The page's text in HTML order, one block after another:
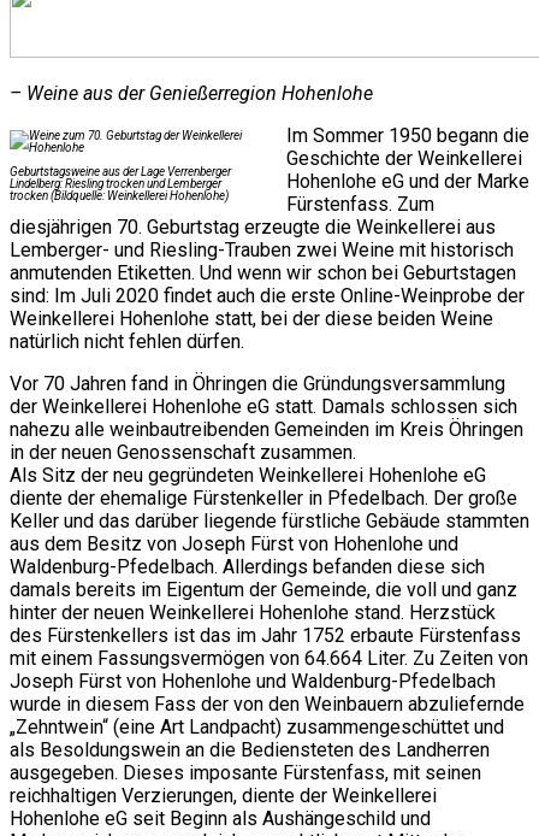
– Weine aus der Genießerregion Hohenlohe
Geburtstagsweine aus der Lage Verrenberger
Lindelberg: Riesling trocken und Lemberger
trocken (Bildquelle: Weinkellerei Hohenlohe)
Im Sommer 1950 begann die
Geschichte der Weinkellerei
Hohenlohe eG und der Marke
Fürstenfass. Zum
diesjährigen 70. Geburtstag erzeugte die Weinkellerei aus
Lemberger- und Riesling-Trauben zwei Weine mit historisch
anmutenden Etiketten. Und wenn wir schon bei Geburtstagen
sind: Im Juli 2020 findet auch die erste Online-Weinprobe der
Weinkellerei Hohenlohe statt, bei der diese beiden Weine
natürlich nicht fehlen dürfen.
Vor 70 Jahren fand in Öhringen die Gründungsversammlung
der Weinkellerei Hohenlohe eG statt. Damals schlossen sich
nahezu alle weinbautreibenden Gemeinden im Kreis Öhringen
in der neuen Genossenschaft zusammen.
Als Sitz der neu gegründeten Weinkellerei Hohenlohe eG
diente der ehemalige Fürstenkeller in Pfedelbach. Der große
Keller und das darüber liegende fürstliche Gebäude stammten
aus dem Besitz von Joseph Fürst von Hohenlohe und
Waldenburg-Pfedelbach. Allerdings befanden diese sich
damals bereits im Eigentum der Gemeinde, die voll und ganz
hinter der neuen Weinkellerei Hohenlohe stand. Herzstück
des Fürstenkellers ist das im Jahr 1752 erbaute Fürstenfass
mit einem Fassungsvermögen von 64.664 Liter. Zu Zeiten von
Joseph Fürst von Hohenlohe und Waldenburg-Pfedelbach
wurde in diesem Fass der von den Weinbauern abzuliefernde
„Zehntwein“ (eine Art Landpacht) zusammengeschüttet und
als Besoldungswein an die Bediensteten des Landherren
ausgegeben. Dieses imposante Fürstenfass, mit seinen
reichhaltigen Verzierungen, diente der Weinkellerei
Hohenlohe eG seit Beginn als Aushängeschild und